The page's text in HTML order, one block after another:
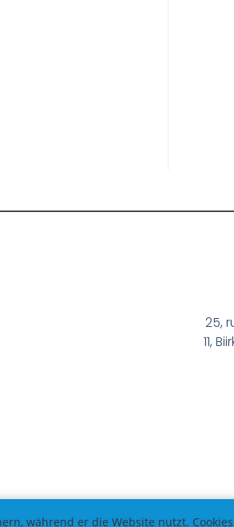
25,
11,
während er die Website nutzt.